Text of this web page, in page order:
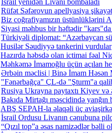
İsrail yenidən Livanı bombaladı
Rüfət Səfərovun apellyasiya
Biz coğrafiyamızın üstünlüklərini
Siyasi məhbus bir həftədir "kars"da
Türkiyəli diplomat: “Azərbaycan
Husilər Səudiyyə tankerini vurdular
Hazırda həbsdə olan ictimai fəal
Məhkəmə İmamoğlu üçün açılan
Ərbəin məclisi | Binə İmam
"Fənərbağça" ÇL-də "Şturm"a
Rusiya Ukrayna paytaxtı Kiyev və
Bakıda Mirtağı məscidində yanğın
ABŞ SEPAH-la əlaqəli üç
İsrail Ordusu Livanın cənubuna
“Qızıl top”a əsas namizədlər bəlli